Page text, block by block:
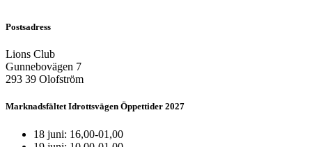
Postsadress
Lions Club
Gunnebovägen 7
293 39 Olofström
Marknadsfältet Idrottsvägen Öppettider 2027
18 juni: 16,00-01,00